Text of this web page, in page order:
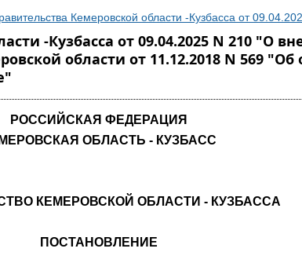
Кемеровской области -Кузбасса от
-Кузбасса от 09.04.2025 N 210 "О
области от 11.12.2018 N 569
РОССИЙСКАЯ ФЕДЕРАЦИЯ
ОБЛАСТЬ - КУЗБАСС
КЕМЕРОВСКОЙ ОБЛАСТИ - КУЗБАССА
ПОСТАНОВЛЕНИЕ